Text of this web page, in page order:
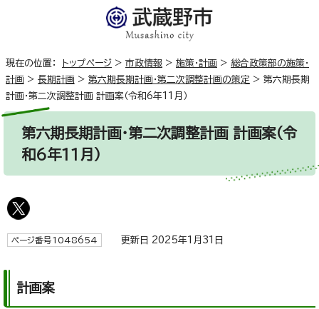
現在の位置： トップページ > 市政情報 > 施策・計画 > 総合政策部の施策・
計画 > 長期計画 > 第六期長期計画・第二次調整計画の策定 > 第六期長期
計画・第二次調整計画 計画案（令和6年11月）
第六期長期計画・第二次調整計画 計画案（令
和6年11月）
ページ番号1048654 更新日 2025年1月31日
計画案